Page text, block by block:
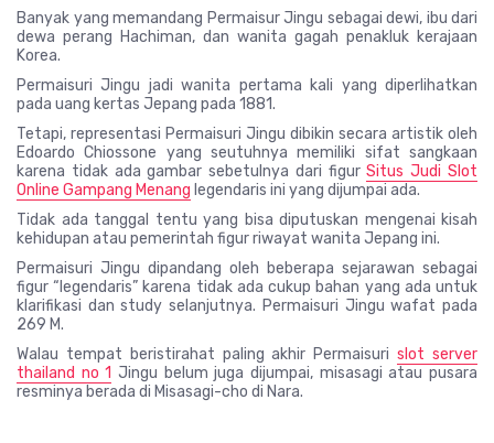
Banyak yang memandang Permaisur Jingu sebagai dewi, ibu dari
dewa perang Hachiman, dan wanita gagah penakluk kerajaan
Korea.
Permaisuri Jingu jadi wanita pertama kali yang diperlihatkan
pada uang kertas Jepang pada 1881.
Tetapi, representasi Permaisuri Jingu dibikin secara artistik oleh
Edoardo Chiossone yang seutuhnya memiliki sifat sangkaan
karena tidak ada gambar sebetulnya dari figurSitus Judi Slot
Online Gampang Menang legendaris ini yang dijumpai ada.
Tidak ada tanggal tentu yang bisa diputuskan mengenai kisah
kehidupan atau pemerintah figur riwayat wanita Jepang ini.
Permaisuri Jingu dipandang oleh beberapa sejarawan sebagai
figur “legendaris” karena tidak ada cukup bahan yang ada untuk
klarifikasi dan study selanjutnya. Permaisuri Jingu wafat pada
269 M.
Walau tempat beristirahat paling akhir Permaisurislot server
thailand no 1 Jingu belum juga dijumpai, misasagi atau pusara
resminya berada di Misasagi-cho di Nara.